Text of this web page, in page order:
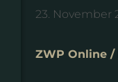
23. November
ZWP Online /